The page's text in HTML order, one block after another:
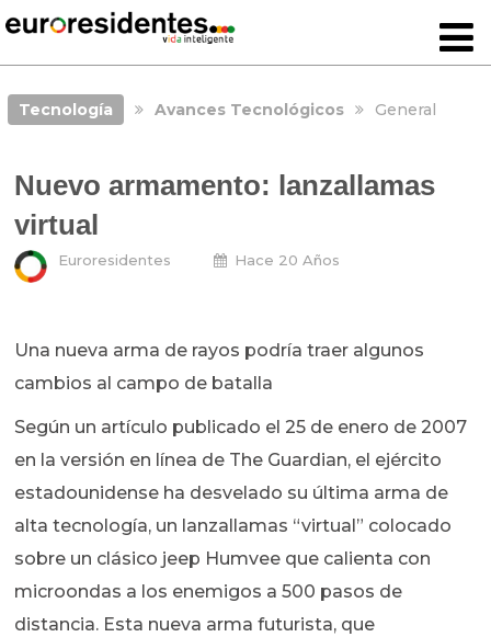
Tecnología Avances Tecnológicos General
Nuevo armamento: lanzallamas
virtual
Euroresidentes Hace 20 Años
Una nueva arma de rayos podría traer algunos
cambios al campo de batalla
Según un artículo publicado el 25 de enero de 2007
en la versión en línea de The Guardian, el ejército
estadounidense ha desvelado su última arma de
alta tecnología, un lanzallamas “virtual” colocado
sobre un clásico jeep Humvee que calienta con
microondas a los enemigos a 500 pasos de
distancia. Esta nueva arma futurista, que